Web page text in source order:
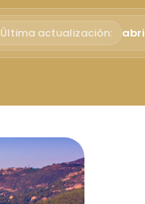
Última actualización: